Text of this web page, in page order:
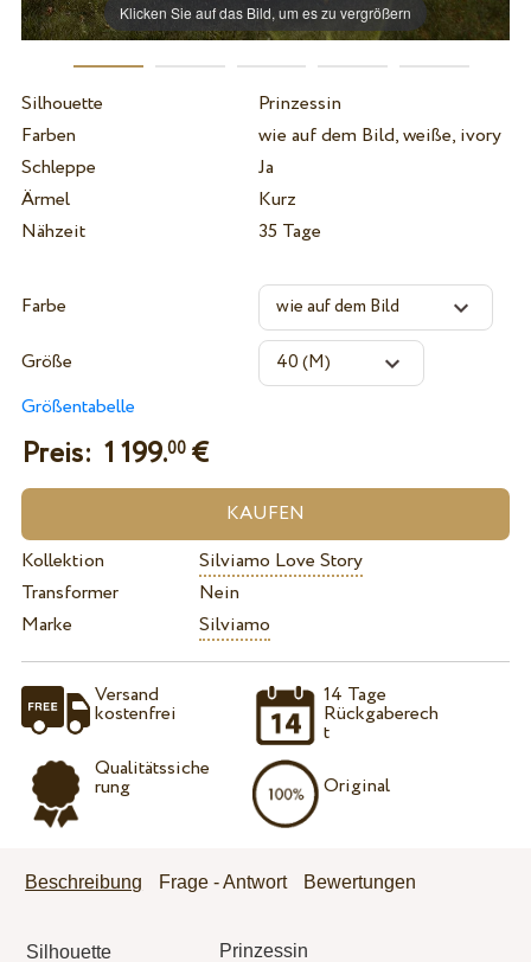
Klicken Sie auf das Bild, um es zu vergrößern
Silhouette
Prinzessin
Farben
wie auf dem Bild, weiße, ivory
Schleppe
Ja
Ärmel
Kurz
Nähzeit
35 Tage
Farbe
Größe
Größentabelle
Preis: 1 199.00€
Kollektion
Silviamo Love Story
Transformer
Nein
Marke
Silviamo
Versand
kostenfrei
Qualitätssiche
rung
14 Tage
Rückgaberech
t
Original
Beschreibung Frage - Antwort Bewertungen
Silhouette
Prinzessin